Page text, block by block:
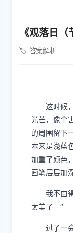
《观落日
🏷️ 答案解析
这时候，
光芒，像个
的周围留下
本来是浅蓝
加重了颜色
画笔层层加深
我不由
太美了！”
过了一